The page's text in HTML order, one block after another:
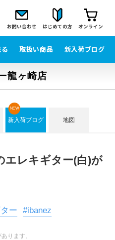
お問い合わせ はじめての方 オンライン
取扱い商品 新入荷ブログ
龍ヶ崎店
新入荷ブログ
NEW
地図
エレキギター(白)が
ー #ibanez
ります。